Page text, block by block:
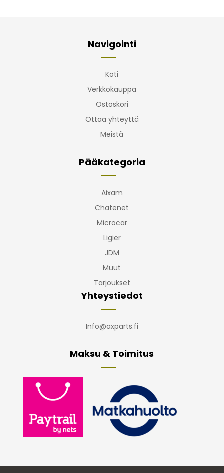
Navigointi
Koti
Verkkokauppa
Ostoskori
Ottaa yhteyttä
Meistä
Pääkategoria
Aixam
Chatenet
Microcar
Ligier
JDM
Muut
Tarjoukset
Yhteystiedot
Info@axparts.fi
Maksu & Toimitus